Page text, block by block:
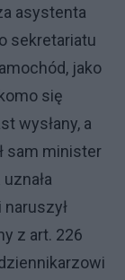
asystenta
sekretariatu
jako
się
wysłany, a
sam minister
z art. 226